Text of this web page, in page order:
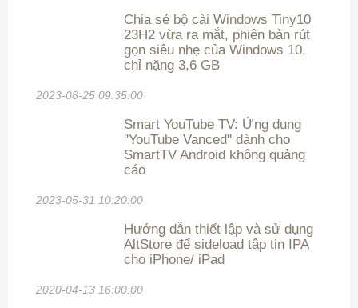
Chia sẻ bộ cài Windows Tiny10
23H2 vừa ra mắt, phiên bản rút
gọn siêu nhẹ của Windows 10,
chỉ nặng 3,6 GB
2023-08-25 09:35:00
Smart YouTube TV: Ứng dụng
''YouTube Vanced'' dành cho
SmartTV Android không quảng
cáo
2023-05-31 10:20:00
Hướng dẫn thiết lập và sử dụng
AltStore để sideload tập tin IPA
cho iPhone/ iPad
2020-04-13 16:00:00